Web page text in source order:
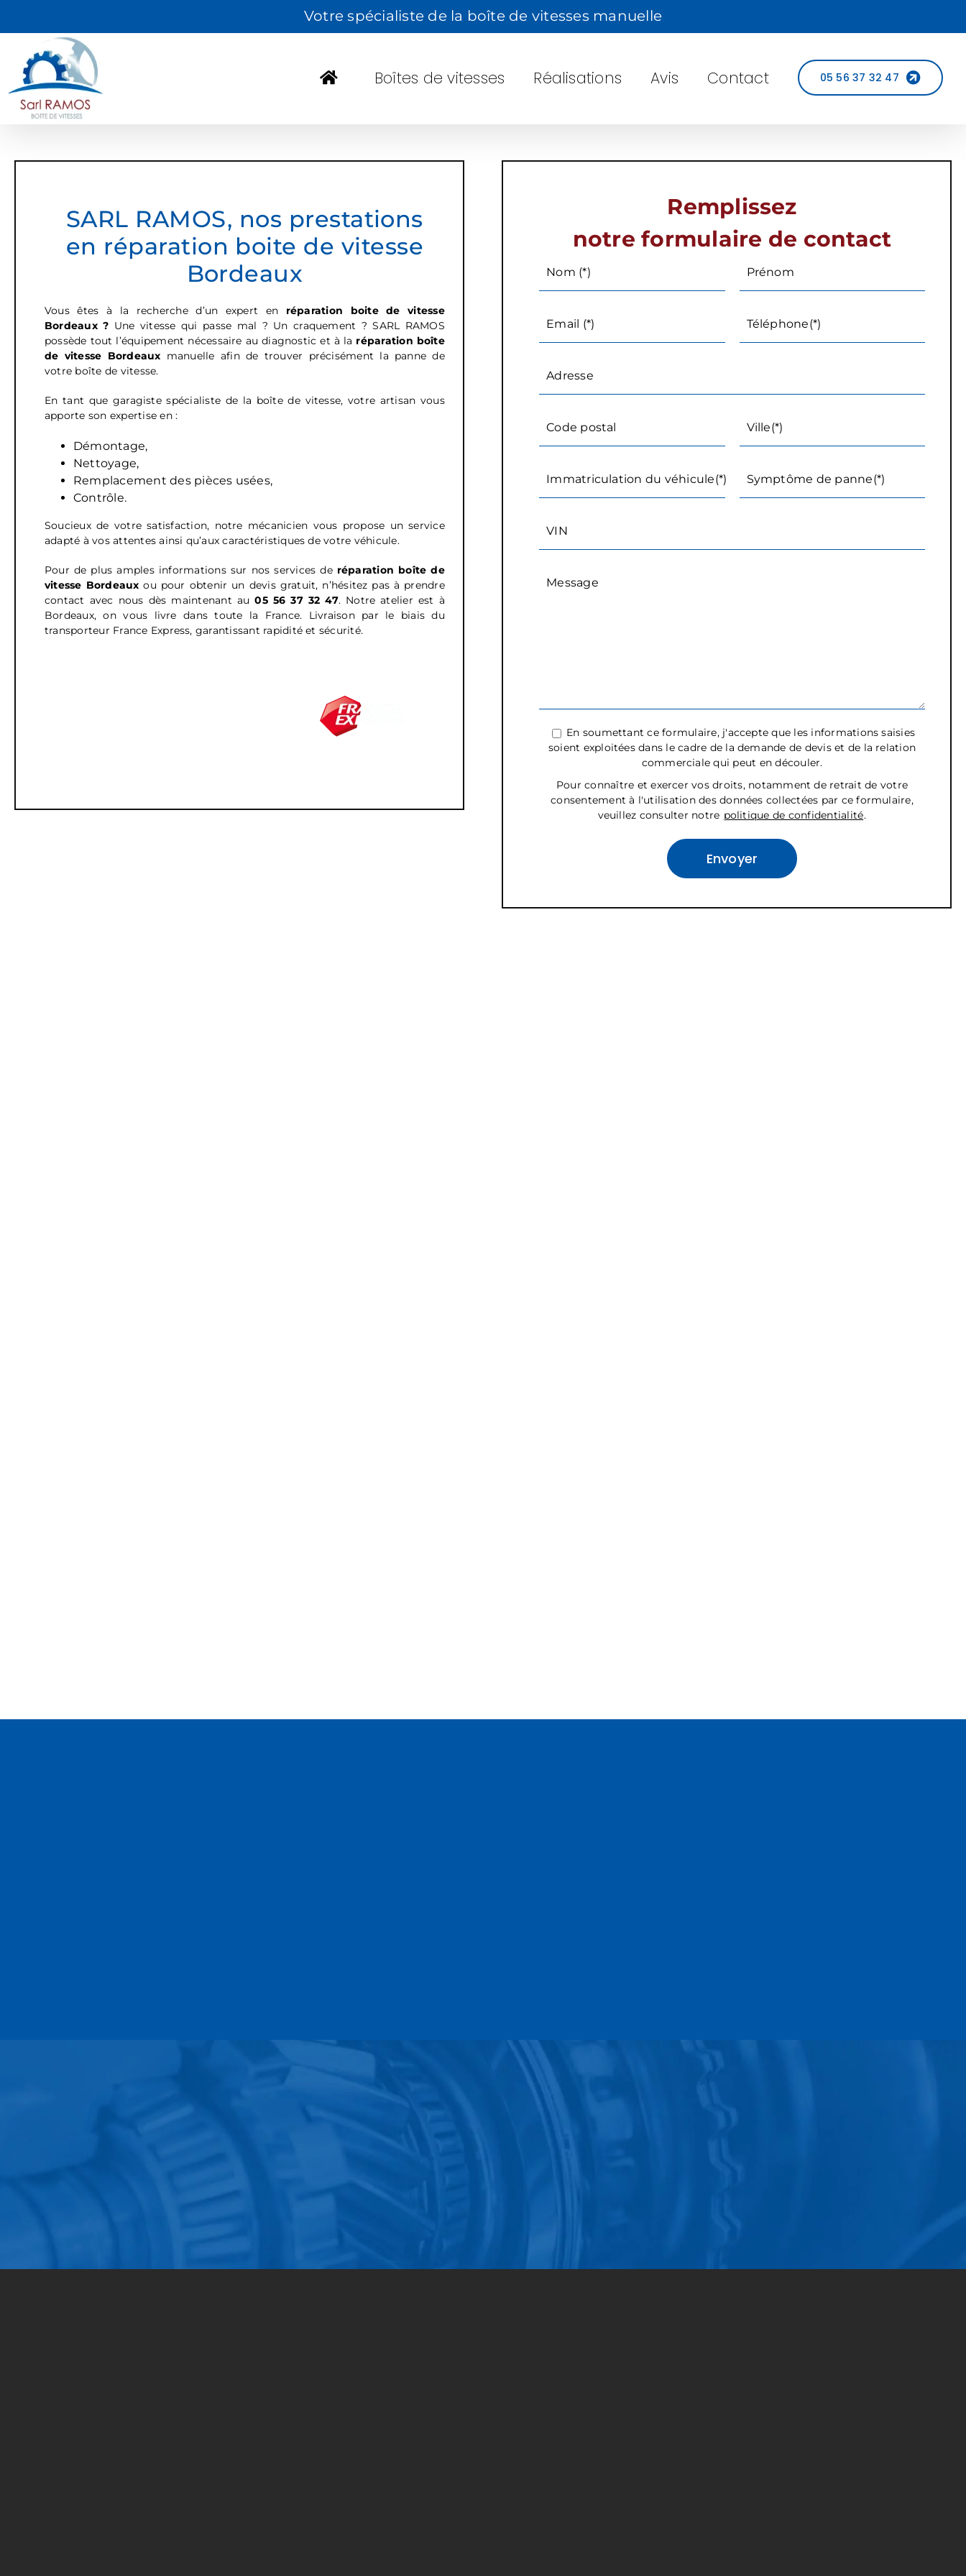
Votre spécialiste de la boîte de vitesses manuelle
Boîtes de vitesses Réalisations Avis Contact 05 56 37 32 47
SARL RAMOS, nos prestations
en réparation boite de vitesse
Bordeaux
Vous êtes à la recherche d’un expert en réparation boite de vitesse
Bordeaux ? Une vitesse qui passe mal ? Un craquement ? SARL RAMOS
possède tout l’équipement nécessaire au diagnostic et à la réparation boîte
de vitesse Bordeaux manuelle afin de trouver précisément la panne de
votre boîte de vitesse.
En tant que garagiste spécialiste de la boîte de vitesse, votre artisan vous
apporte son expertise en :
Démontage,
Nettoyage,
Remplacement des pièces usées,
Contrôle.
Soucieux de votre satisfaction, notre mécanicien vous propose un service
adapté à vos attentes ainsi qu’aux caractéristiques de votre véhicule.
Pour de plus amples informations sur nos services de réparation boîte de
vitesse Bordeauxou pour obtenir un devis gratuit, n’hésitez pas à prendre
contact avec nous dès maintenant au05 56 37 32 47. Notre atelier est à
Bordeaux, on vous livre dans toute la France. Livraison par le biais du
transporteur France Express, garantissant rapidité et sécurité.
Remplissez
notre formulaire de contact
Nom (*) Prénom
Email (*) Téléphone(*)
Adresse
Code postal Ville(*)
Immatriculation du véhicule(*) Symptôme de panne(*)
VIN
Message
En soumettant ce formulaire, j'accepte que les informations saisies
soient exploitées dans le cadre de la demande de devis et de la relation
commerciale qui peut en découler.
Pour connaître et exercer vos droits, notamment de retrait de votre
consentement à l'utilisation des données collectées par ce formulaire,
veuillez consulter notre politique de confidentialité.